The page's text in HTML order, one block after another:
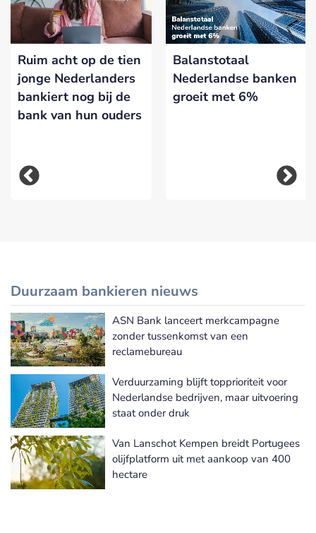
Ruim acht op de tien
jonge Nederlanders
bankiert nog bij de
bank van hun ouders
Balanstotaal
Nederlandse banken
groeit met 6%
Duurzaam bankieren nieuws
Meer Duurzaam bankieren nieuws
ASN Bank lanceert merkcampagne
zonder tussenkomst van een
reclamebureau
Verduurzaming blijft topprioriteit voor
Nederlandse bedrijven, maar uitvoering
staat onder druk
Van Lanschot Kempen breidt Portugees
olijfplatform uit met aankoop van 400
hectare